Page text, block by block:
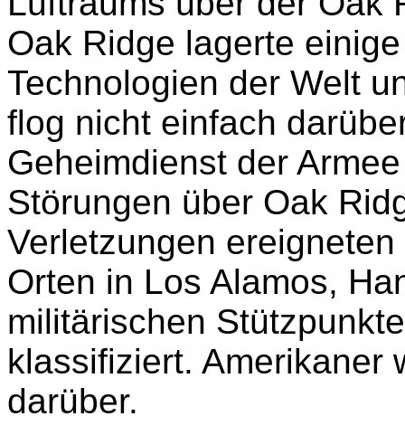
Oak Ridge lagerte
Technologien der Welt
flog nicht einfach
Geheimdienst der
Störungen über Oak
Verletzungen
Orten in Los Alamos,
militärischen
klassifiziert. Amerikaner
darüber.